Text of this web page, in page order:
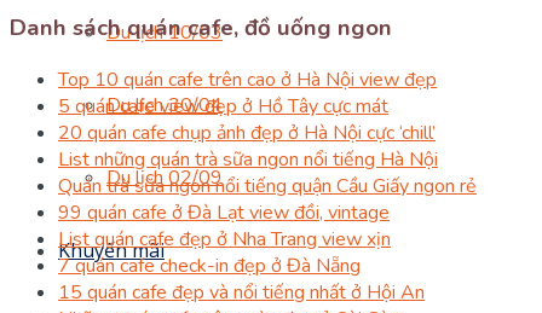
Du lịch 10/03
Du lịch 30/04
Du lịch 02/09
Khuyến mãi
Danh sách quán cafe, đồ uống ngon
Top 10 quán cafe trên cao ở Hà Nội view đẹp
5 quán cafe view đẹp ở Hồ Tây cực mát
20 quán cafe chụp ảnh đẹp ở Hà Nội cực ‘chill’
List những quán trà sữa ngon nổi tiếng Hà Nội
Quán trà sữa ngon nổi tiếng quận Cầu Giấy ngon rẻ
99 quán cafe ở Đà Lạt view đồi, vintage
List quán cafe đẹp ở Nha Trang view xịn
7 quán cafe check-in đẹp ở Đà Nẵng
15 quán cafe đẹp và nổi tiếng nhất ở Hội An